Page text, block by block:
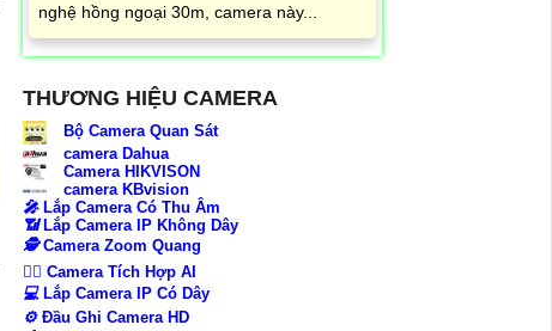
nghệ hồng ngoại 30m, camera này...
THƯƠNG HIỆU CAMERA
Bộ Camera Quan Sát
camera Dahua
Camera HIKVISON
camera KBvision
️🎤️ Lắp Camera Có Thu Âm
📶 Lắp Camera IP Không Dây
🕵️Camera Zoom Quang
🧛‍♀️ Camera Tích Hợp AI
💻Lắp Camera IP Có Dây
⚙️Đầu Ghi Camera HD